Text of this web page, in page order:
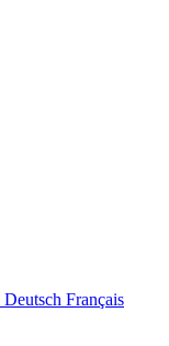
Deutsch Français